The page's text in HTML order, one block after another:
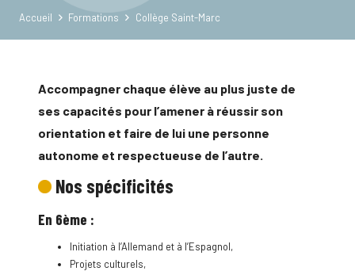
Accueil Formations Collège Saint-Marc
Accompagner chaque élève au plus juste de
ses capacités pour l’amener à réussir son
orientation et faire de lui une personne
autonome et respectueuse de l’autre.
Nos spécificités
En 6ème :
Initiation à l’Allemand et à l’Espagnol,
Projets culturels,